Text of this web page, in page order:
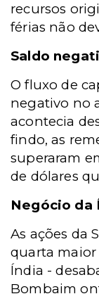
recursos
férias não
Saldo
O fluxo de
negativo no
acontecia
findo, as
superaram
de dólares
Negócio da
As ações da
quarta
Índia -
Bombaim